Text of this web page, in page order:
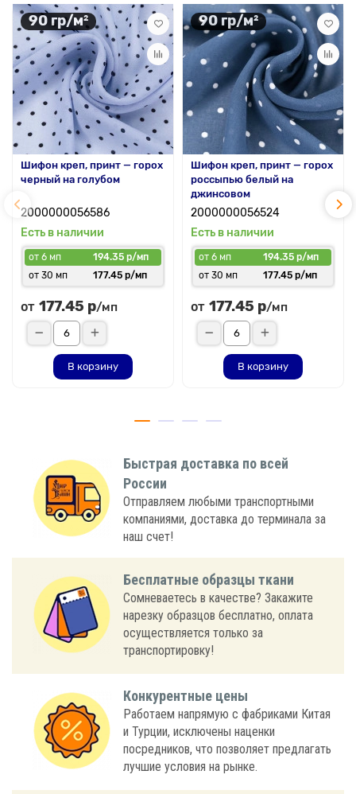
90 гр/м²
Шифон креп, принт — горох
черный на голубом
2000000056586
Есть в наличии
от 6 мп
194.35 р/мп
от 30 мп
177.45 р/мп
от 177.45 р/мп
В корзину
90 гр/м²
Шифон креп, принт — горох
россыпью белый на
джинсовом
2000000056524
Есть в наличии
от 6 мп
194.35 р/мп
от 30 мп
177.45 р/мп
от 177.45 р/мп
В корзину
Быстрая доставка по всей
России
Отправляем любыми транспортными
компаниями, доставка до терминала за
наш счет!
Бесплатные образцы ткани
Сомневаетесь в качестве? Закажите
нарезку образцов бесплатно, оплата
осуществляется только за
транспортировку!
Конкурентные цены
Работаем напрямую с фабриками Китая
и Турции, исключены наценки
посредников, что позволяет предлагать
лучшие условия на рынке.